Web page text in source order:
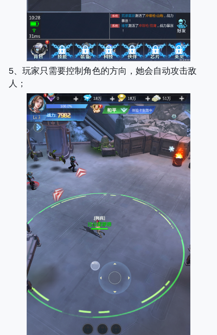
5、玩家只需要控制角色的方向，她会自动攻击敌
人；